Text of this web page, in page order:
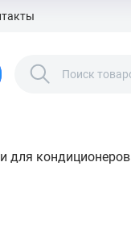
для кондиционеров